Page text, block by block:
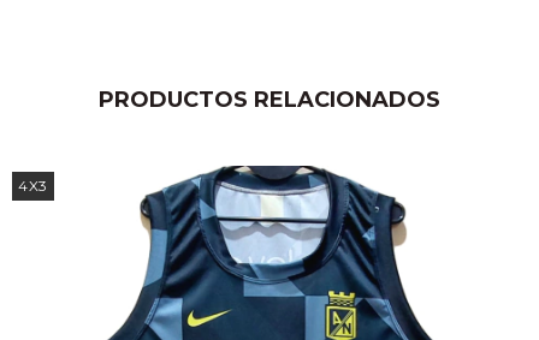
PRODUCTOS RELACIONADOS
4X3